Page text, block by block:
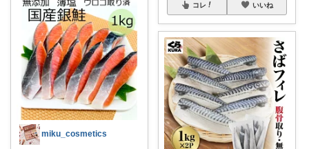
miku_cosmetics
コレ いいね